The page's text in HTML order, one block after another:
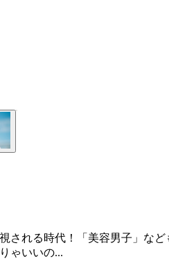
される時代！「美容男子」な
ゃいいの...